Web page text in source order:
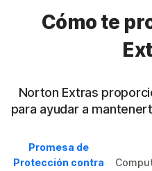
Cómo te
Norton Extras
para ayudar a
Promesa de
Protección contra